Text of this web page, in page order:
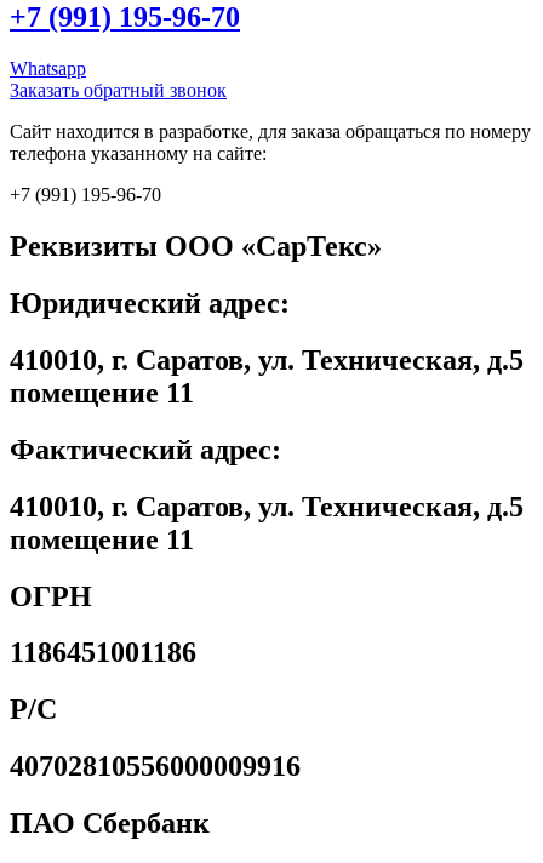
+7 (991) 195-96-70
Whatsapp
Заказать обратный звонок
Сайт находится в разработке, для заказа обращаться по номеру
телефона указанному на сайте:
+7 (991) 195-96-70
Реквизиты ООО «СарТекс»
Юридический адрес:
410010, г. Саратов, ул. Техническая, д.5
помещение 11
Фактический адрес:
410010, г. Саратов, ул. Техническая, д.5
помещение 11
ОГРН
1186451001186
Р/С
40702810556000009916
ПАО Сбербанк